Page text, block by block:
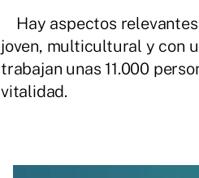
Hay aspectos relevantes
joven, multicultural y con
trabajan unas 11.000
vitalidad.